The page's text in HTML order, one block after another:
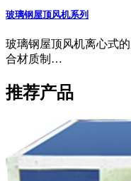
玻璃钢屋顶风机系列
玻璃钢屋顶风机离心式
合材质制…
推荐产品